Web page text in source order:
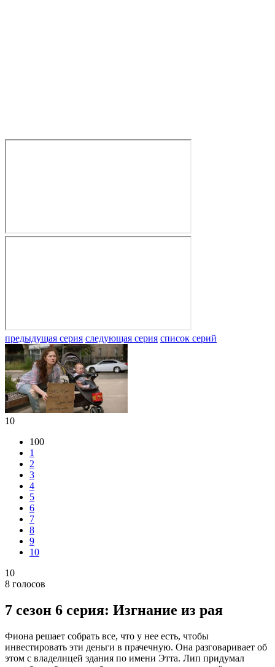
предыдущая серия следующая серия список серий
10
100
1
2
3
4
5
6
7
8
9
10
10
8 голосов
7 сезон 6 серия: Изгнание из рая
Фиона решает собрать все, что у нее есть, чтобы
инвестировать эти деньги в прачечную. Она разговаривает об
этом с владелицей здания по имени Этта. Лип придумал